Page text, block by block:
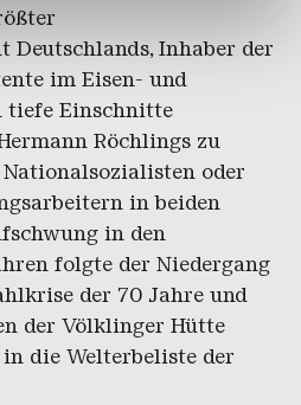
Deutschlands, Inhaber der
im Eisen- und
tiefe Einschnitte
Röchlings zu
oder
in beiden
in den
folgte der Niedergang
der 70 Jahre und
der Völklinger Hütte
die Welterbeliste der